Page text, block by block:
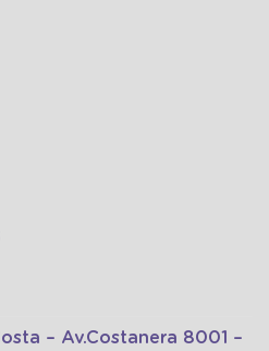
– Av.Costanera 8001 –